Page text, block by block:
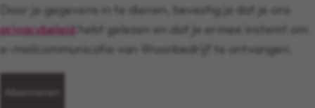
Door je gegevens in te dienen, bevestig je dat je ons
privacybeleid hebt gelezen en dat je ermee instemt om
e-mailcommunicatie van Woonbedrijf te ontvangen.
Abonneren